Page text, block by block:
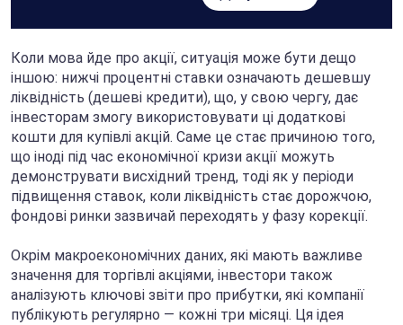
Коли мова йде про акції, ситуація може бути дещо
іншою: нижчі процентні ставки означають дешевшу
ліквідність (дешеві кредити), що, у свою чергу, дає
інвесторам змогу використовувати ці додаткові
кошти для купівлі акцій. Саме це стає причиною того,
що іноді під час економічної кризи акції можуть
демонструвати висхідний тренд, тоді як у періоди
підвищення ставок, коли ліквідність стає дорожчою,
фондові ринки зазвичай переходять у фазу корекції.
Окрім макроекономічних даних, які мають важливе
значення для торгівлі акціями, інвестори також
аналізують ключові звіти про прибутки, які компанії
публікують регулярно — кожні три місяці. Ця ідея